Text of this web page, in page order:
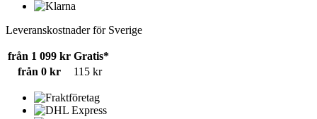
Leveranskostnader för Sverige
från 1 099 kr Gratis*
från 0 kr
115 kr